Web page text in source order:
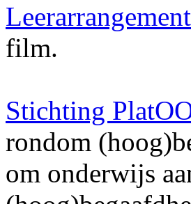
film.
Stichting
rondom
om onderwijs